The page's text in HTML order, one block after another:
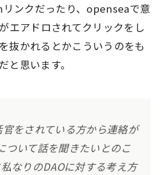
ンクだったり、openseaで意
エアドロされてクリックをし
抜かれるとかこういうのをも
と思います。
をされている方から連絡が
ついて話を聞きたいとのこ
なりのDAOに対する考え方